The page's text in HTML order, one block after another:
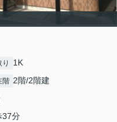
り 1K
階 2階/2階建
37分